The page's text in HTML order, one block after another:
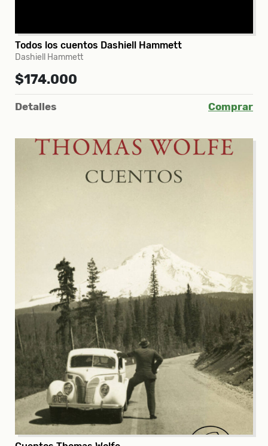
Todos los cuentos Dashiell Hammett
Dashiell Hammett
$174.000
Detalles Comprar